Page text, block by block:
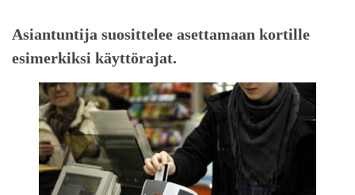
Asiantuntija suosittelee asettamaan kortille
esimerkiksi käyttörajat.